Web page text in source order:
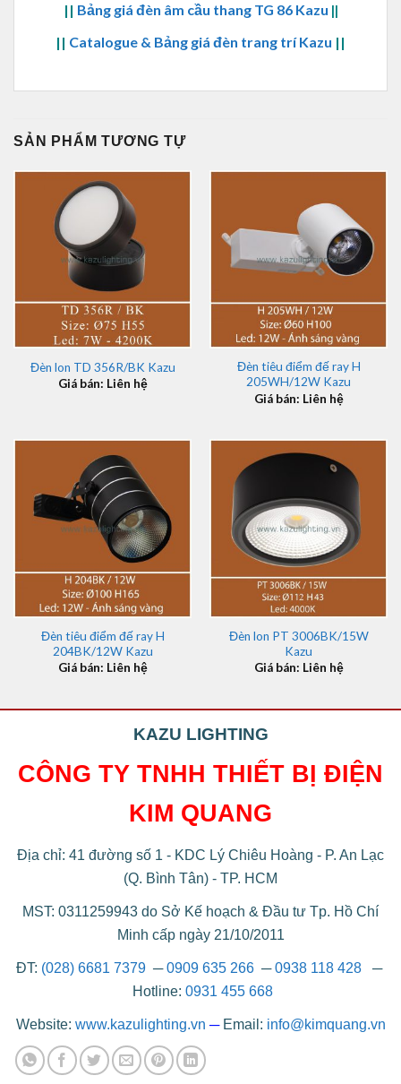
|| Bảng giá đèn âm cầu thang TG 86 Kazu ||
|| Catalogue & Bảng giá đèn trang trí Kazu ||
SẢN PHẨM TƯƠNG TỰ
Đèn lon TD 356R/BK Kazu
Giá bán: Liên hệ
Đèn tiêu điểm đế ray H
205WH/12W Kazu
Giá bán: Liên hệ
Đèn tiêu điểm đế ray H
204BK/12W Kazu
Giá bán: Liên hệ
Đèn lon PT 3006BK/15W
Kazu
Giá bán: Liên hệ
KAZU LIGHTING
CÔNG TY TNHH THIẾT BỊ ĐIỆN
KIM QUANG
Địa chỉ: 41 đường số 1 - KDC Lý Chiêu Hoàng - P. An Lạc
(Q. Bình Tân) - TP. HCM
MST: 0311259943 do Sở Kế hoạch & Đầu tư Tp. Hồ Chí
Minh cấp ngày 21/10/2011
ĐT: (028) 6681 7379 ─0909 635 266─0938 118 428─
Hotline: 0931 455 668
Website: www.kazulighting.vn ─ Email: info@kimquang.vn